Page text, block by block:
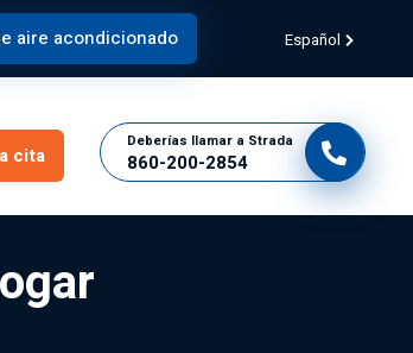
aire acondicionado Español
cita
Deberías llamar a Strada
860-200-2854